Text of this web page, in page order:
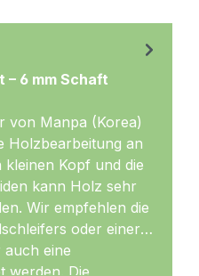
– 6 mm Schaft
von Manpa (Korea)
Holzbearbeitung an
Kopf und die
kann Holz sehr
Wir empfehlen die
oder einer
auch eine
werden. Die